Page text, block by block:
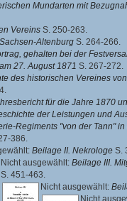
Mundarten mit
Vereins S. 250-263.
Altenburg S. 264-266.
gehalten bei der
27. August 1871 S. 267-272.
des historischen Vereines
für die Jahre 1870
der Leistungen und
Regiments "von der Tann"
386.
Beilage II. Nekrologe S.
Nicht ausgewählt: Beilage III.
S. 451-463.
Nicht ausgewählt:
Nicht